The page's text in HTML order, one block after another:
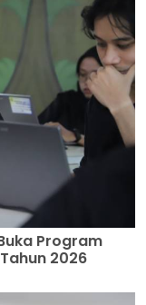
Program
2026